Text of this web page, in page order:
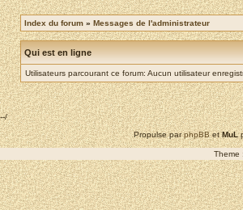
Index du forum » Messages de l'administrateur
Qui est en ligne
Utilisateurs parcourant ce forum: Aucun utilisateur
--/
Propulse parphpBBetMuL
Theme